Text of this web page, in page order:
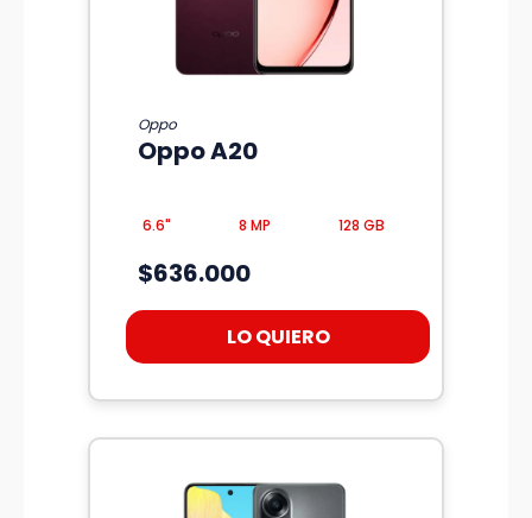
Oppo
Oppo A20
6.6" 8 MP 128 GB
$636.000
LO QUIERO